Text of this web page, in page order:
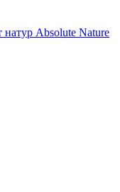
натур Absolute Nature